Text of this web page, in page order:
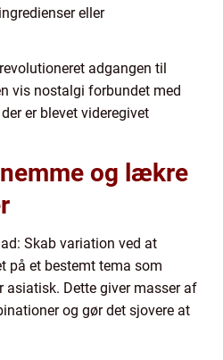
eller
adgangen til
vis nostalgi forbundet med
er blevet videregivet
og lækre
Skab variation ved at
på et bestemt tema som
asiatisk. Dette giver masser af
og gør det sjovere at